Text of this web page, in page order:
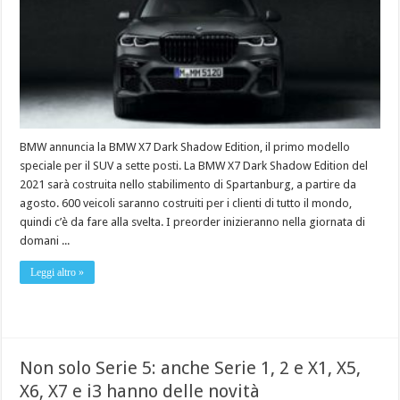
BMW annuncia la BMW X7 Dark Shadow Edition, il primo modello
speciale per il SUV a sette posti. La BMW X7 Dark Shadow Edition del
2021 sarà costruita nello stabilimento di Spartanburg, a partire da
agosto. 600 veicoli saranno costruiti per i clienti di tutto il mondo,
quindi c’è da fare alla svelta. I preorder inizieranno nella giornata di
domani ...
Leggi altro »
Non solo Serie 5: anche Serie 1, 2 e X1, X5,
X6, X7 e i3 hanno delle novità